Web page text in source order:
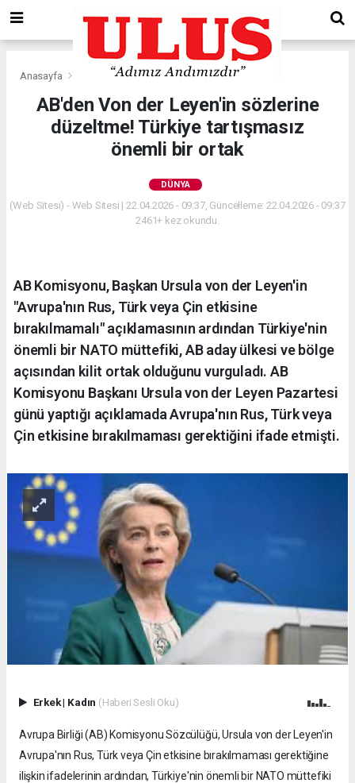
Anasayfa
AB'den Von der Leyen'in sözlerine
düzeltme! Türkiye tartışmasız
önemli bir ortak
DÜNYA
(Web Sitesi) - Web Sitesi | 22.04.2026 - 09:37, Güncelleme: 22.04.2026 - 09:37
2461+ kez okundu.
AB Komisyonu, Başkan Ursula von der Leyen'in
"Avrupa'nın Rus, Türk veya Çin etkisine
bırakılmamalı" açıklamasının ardından Türkiye'nin
önemli bir NATO müttefiki, AB aday ülkesi ve bölge
açısından kilit ortak olduğunu vurguladı. AB
Komisyonu Başkanı Ursula von der Leyen Pazartesi
günü yaptığı açıklamada Avrupa'nın Rus, Türk veya
Çin etkisine bırakılmaması gerektiğini ifade etmişti.
Erkek| Kadın (Haberi Sesli Oku)
Avrupa Birliği (AB) Komisyonu Sözcülüğü, Ursula von der Leyen'in
Avrupa'nın Rus, Türk veya Çin etkisine bırakılmaması gerektiğine
ilişkin ifadelerinin ardından, Türkiye'nin önemli bir NATO müttefiki